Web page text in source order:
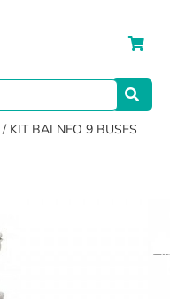
/ KIT BALNEO 9 BUSES